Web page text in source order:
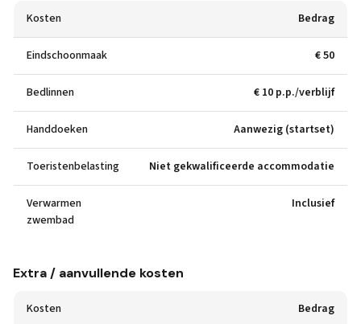
Kosten Bedrag
Eindschoonmaak € 50
Bedlinnen € 10 p.p./verblijf
Handdoeken Aanwezig (startset)
Toeristenbelasting Niet gekwalificeerde accommodatie
Verwarmen
zwembad
Inclusief
Extra / aanvullende kosten
Kosten Bedrag